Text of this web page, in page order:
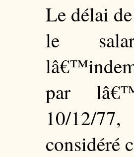
Le délai
le
par
10/12/
considéré